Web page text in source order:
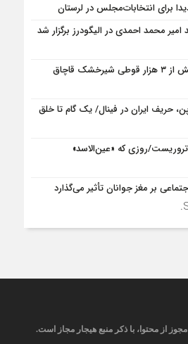
امیر محمد احمدی در الیگودرز برگزار شد
توقیف کامیون حامل بیش از ۳ هزار قوطی شیرخشک قاچاق
حریف ایران در فینال/ یک گام تا خلق
روزی که «عین‌الاسد»
بر مغز جوانان تأثیر می‌گذارد
از محتوا، با ذکر منبع هیجار مجاز است.